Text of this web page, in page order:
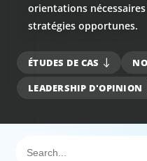
orientations
stratégies opportunes.
ÉTUDES DE CAS
LEADERSHIP D'OPINION